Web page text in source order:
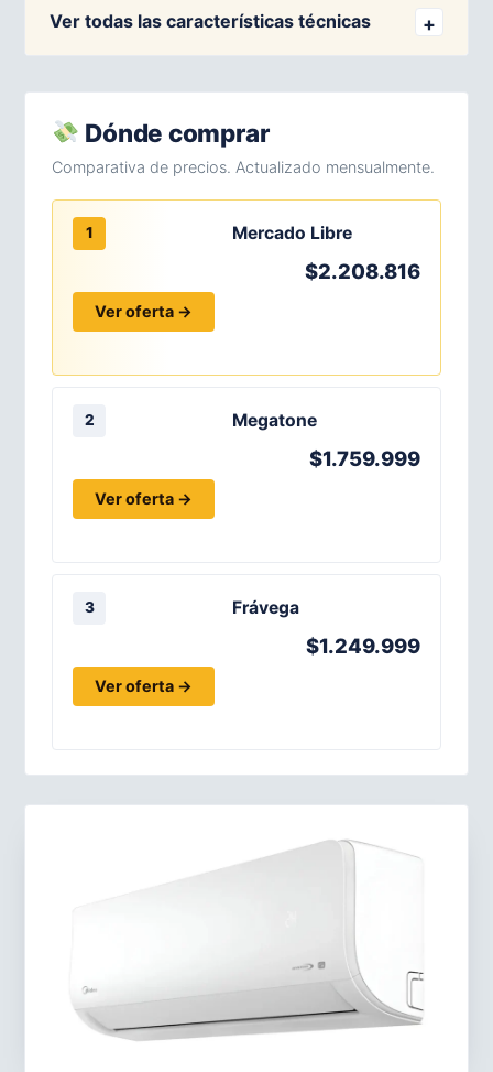
Ver todas las características técnicas
Dónde comprar
Comparativa de precios. Actualizado mensualmente.
1 Mercado Libre
$2.208.816
Ver oferta →
2 Megatone
$1.759.999
Ver oferta →
3 Frávega
$1.249.999
Ver oferta →